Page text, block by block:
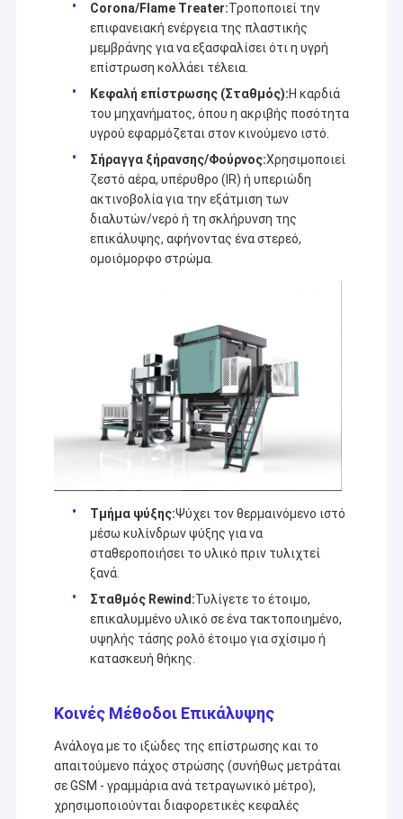
Σπίτι
Προϊόντα
Περίπου εμείς
Corona/Flame Treater:Τροποποιεί την
επιφανειακή ενέργεια της πλαστικής
μεμβράνης για να εξασφαλίσει ότι η υγρή
επίστρωση κολλάει τέλεια.
Κεφαλή επίστρωσης (Σταθμός):Η καρδιά
του μηχανήματος, όπου η ακριβής ποσότητα
υγρού εφαρμόζεται στον κινούμενο ιστό.
Σήραγγα ξήρανσης/Φούρνος:Χρησιμοποιεί
ζεστό αέρα, υπέρυθρο (IR) ή υπεριώδη
ακτινοβολία για την εξάτμιση των
διαλυτών/νερό ή τη σκλήρυνση της
επικάλυψης, αφήνοντας ένα στερεό,
ομοιόμορφο στρώμα.
Τμήμα ψύξης:Ψύχει τον θερμαινόμενο ιστό
μέσω κυλίνδρων ψύξης για να
σταθεροποιήσει το υλικό πριν τυλιχτεί
ξανά.
Σταθμός Rewind:Τυλίγετε το έτοιμο,
επικαλυμμένο υλικό σε ένα τακτοποιημένο,
υψηλής τάσης ρολό έτοιμο για σχίσιμο ή
κατασκευή θήκης.
Κοινές Μέθοδοι Επικάλυψης
Ανάλογα με το ιξώδες της επίστρωσης και το
απαιτούμενο πάχος στρώσης (συνήθως μετράται
σε GSM - γραμμάρια ανά τετραγωνικό μέτρο),
χρησιμοποιούνται διαφορετικές κεφαλές
Η Jiangsu Laiyi Packing Machinery Co., Ltd ιδρύθηκε το
2007 και μετακόμισε στην επαρχία Jintan το 2015. The
new factory with enlarged scale and advanced
technology has improved its brand influence and become